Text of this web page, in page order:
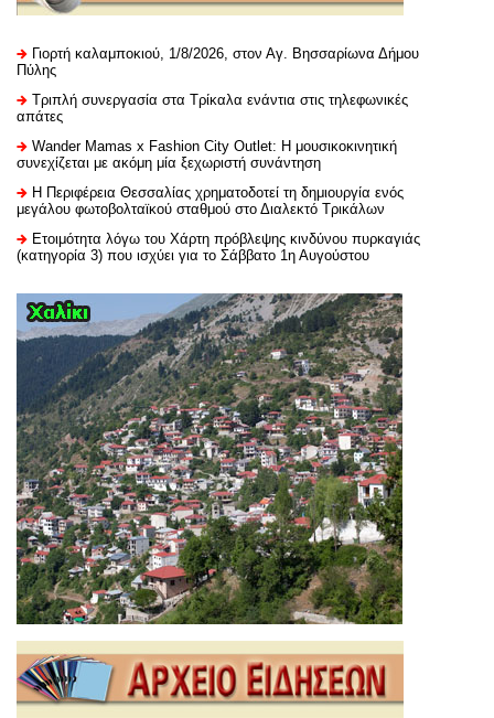
Γιορτή καλαμποκιού, 1/8/2026, στον Αγ. Βησσαρίωνα Δήμου
Πύλης
Τριπλή συνεργασία στα Τρίκαλα ενάντια στις τηλεφωνικές
απάτες
Wander Mamas x Fashion City Outlet: Η μουσικοκινητική
συνεχίζεται με ακόμη μία ξεχωριστή συνάντηση
H Περιφέρεια Θεσσαλίας χρηματοδοτεί τη δημιουργία ενός
μεγάλου φωτοβολταϊκού σταθμού στο Διαλεκτό Τρικάλων
Ετοιμότητα λόγω του Χάρτη πρόβλεψης κινδύνου πυρκαγιάς
(κατηγορία 3) που ισχύει για το Σάββατο 1η Αυγούστου